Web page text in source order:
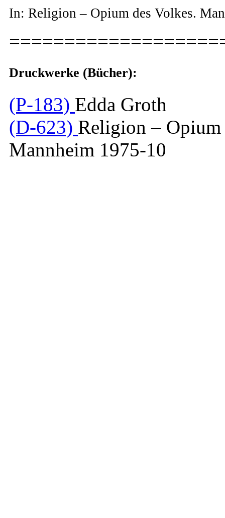
In: Religion – Opium des Volkes.
Druckwerke (Bücher):
(P-183) Edda Groth
(D-623) Religion – Opium
Mannheim 1975-10